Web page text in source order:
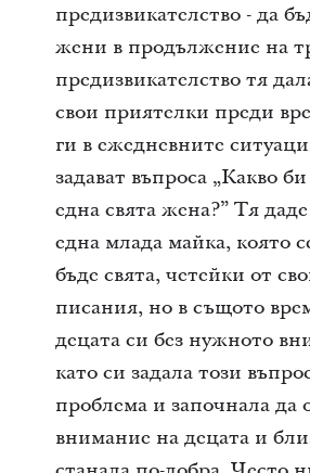
предизвикателство - да
жени в продължение на
предизвикателство тя
свои приятелки преди
ги в ежедневните
задават въпроса „Какво
една свята жена?” Тя
една млада майка, която
бъде свята, четейки от
писания, но в същото
децата си без нужното
като си задала този
проблема и започнала да
внимание на децата и